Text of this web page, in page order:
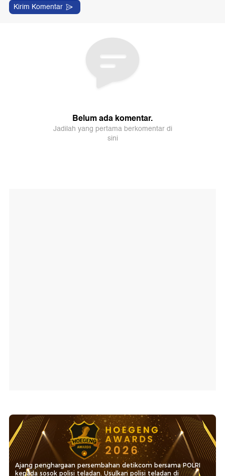
Ajang penghargaan persembahan detikcom bersama POLRI
kepada sosok polisi teladan. Usulkan polisi teladan di